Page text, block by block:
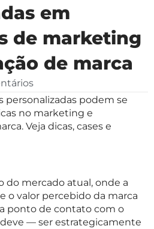
em
de marketing
de marca
personalizadas podem se
no marketing e
Veja dicas, cases e
do mercado atual, onde a
o valor percebido da marca
ponto de contato com o
— ser estrategicamente